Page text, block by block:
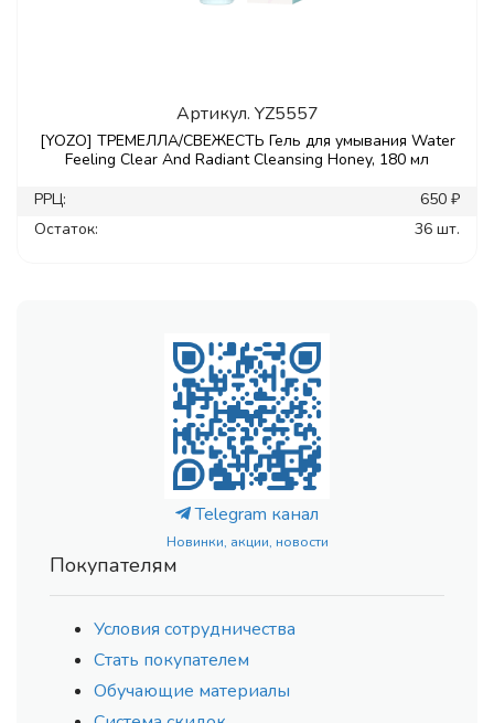
Артикул. YZ5557
[YOZO] ТРЕМЕЛЛА/СВЕЖЕСТЬ Гель для умывания Water
Feeling Clear And Radiant Cleansing Honey, 180 мл
РРЦ:
650 ₽
Остаток:
36 шт.
Telegram канал
Новинки, акции, новости
Покупателям
Условия сотрудничества
Стать покупателем
Обучающие материалы